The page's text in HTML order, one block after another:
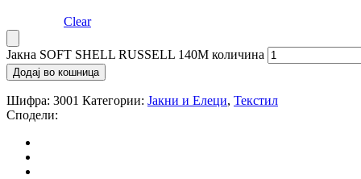
Clear
Јакна SOFT SHELL RUSSELL 140M количина
Додај во кошница
Шифра: 3001 Категории: Јакни и Елеци, Текстил
Сподели: